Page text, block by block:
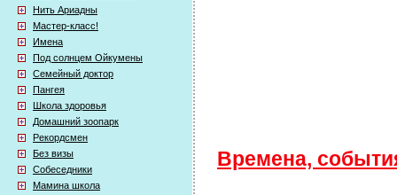
Нить Ариадны
Мастер-класс!
Имена
Под солнцем Ойкумены
Семейный доктор
Пангея
Школа здоровья
Домашний зоопарк
Рекордсмен
Без визы
Собеседники
Мамина школа
Времена,